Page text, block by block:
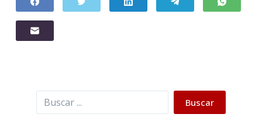
Buscar Buscar